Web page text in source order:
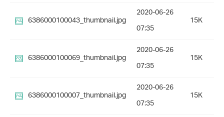
6386000100043_thumbnail.jpg
2020-06-26
07:35
15K
6386000100069_thumbnail.jpg
2020-06-26
07:35
15K
6386000100007_thumbnail.jpg
2020-06-26
07:35
15K